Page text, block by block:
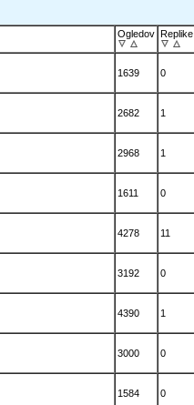
Ogledov Replike
1639 0
2682 1
2968 1
1611 0
4278 11
3192 0
4390 1
3000 0
1584 0